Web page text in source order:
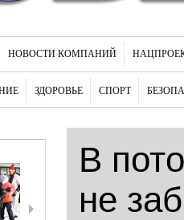
НОВОСТИ КОМПАНИЙ
ЗДОРОВЬЕ СПОРТ
В
не